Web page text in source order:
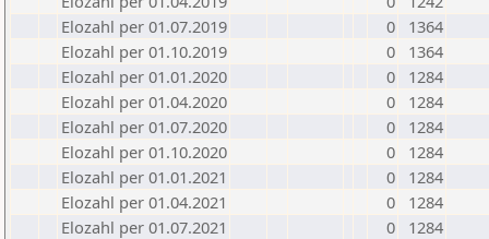
Elozahl per 01.07.2019
0
1364
Elozahl per 01.10.2019
0
1364
Elozahl per 01.01.2020
0
1284
Elozahl per 01.04.2020
0
1284
Elozahl per 01.07.2020
0
1284
Elozahl per 01.10.2020
0
1284
Elozahl per 01.01.2021
0
1284
Elozahl per 01.04.2021
0
1284
Elozahl per 01.07.2021
0
1284